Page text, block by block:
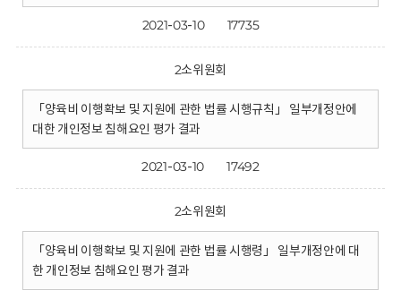
2021-03-10 17735
2소위원회
「양육비 이행확보 및 지원에 관한 법률 시행규칙」 일부개정안에
대한 개인정보 침해요인 평가 결과
2021-03-10 17492
2소위원회
「양육비 이행확보 및 지원에 관한 법률 시행령」 일부개정안에 대
한 개인정보 침해요인 평가 결과